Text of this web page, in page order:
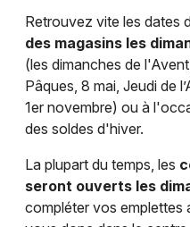
Retrouvez vite les dates
des magasins les
(les dimanches de
Pâques, 8 mai, Jeudi de
1er novembre) ou à
des soldes d'hiver.
La plupart du temps, les
seront ouverts les
compléter vos emplettes